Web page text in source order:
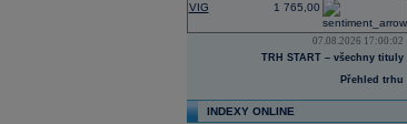
VIG 1 765,00
07.08.2026 17:00:02
TRH START – všechny tituly
Přehled trhu
INDEXY ONLINE